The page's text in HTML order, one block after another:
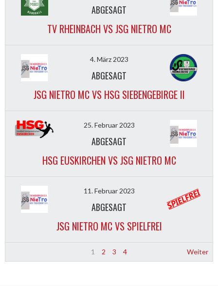
ABGESAGT
TV RHEINBACH VS JSG NIETRO MC
4. März 2023
ABGESAGT
JSG NIETRO MC VS HSG SIEBENGEBIRGE II
25. Februar 2023
ABGESAGT
HSG EUSKIRCHEN VS JSG NIETRO MC
11. Februar 2023
ABGESAGT
JSG NIETRO MC VS SPIELFREI
1 2 3 4 Weiter